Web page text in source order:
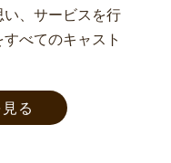
、サービスを行
べてのキャスト
る